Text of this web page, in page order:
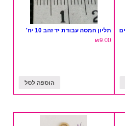
תליון חמסה עבודת יד זהב 10 יח'
₪9.00
הוספה לסל